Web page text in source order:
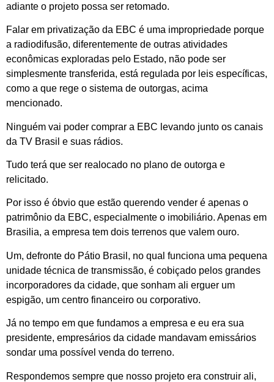
adiante o projeto possa ser retomado.
Falar em privatização da EBC é uma impropriedade porque
a radiodifusão, diferentemente de outras atividades
econômicas exploradas pelo Estado, não pode ser
simplesmente transferida, está regulada por leis específicas,
como a que rege o sistema de outorgas, acima
mencionado.
Ninguém vai poder comprar a EBC levando junto os canais
da TV Brasil e suas rádios.
Tudo terá que ser realocado no plano de outorga e
relicitado.
Por isso é óbvio que estão querendo vender é apenas o
patrimônio da EBC, especialmente o imobiliário. Apenas em
Brasilia, a empresa tem dois terrenos que valem ouro.
Um, defronte do Pátio Brasil, no qual funciona uma pequena
unidade técnica de transmissão, é cobiçado pelos grandes
incorporadores da cidade, que sonham ali erguer um
espigão, um centro financeiro ou corporativo.
Já no tempo em que fundamos a empresa e eu era sua
presidente, empresários da cidade mandavam emissários
sondar uma possível venda do terreno.
Respondemos sempre que nosso projeto era construir ali,